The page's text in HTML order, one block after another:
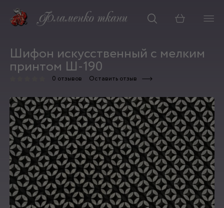
Корзина
Шифон искусственный с мелким
принтом Ш-190
0 отзывов Оставить отзыв